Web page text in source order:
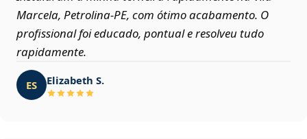
Marcela, Petrolina‑PE, com ótimo acabamento. O
profissional foi educado, pontual e resolveu tudo
rapidamente.
ES Elizabeth S.